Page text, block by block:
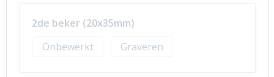
2de beker (20x35mm)
Onbewerkt
Graveren